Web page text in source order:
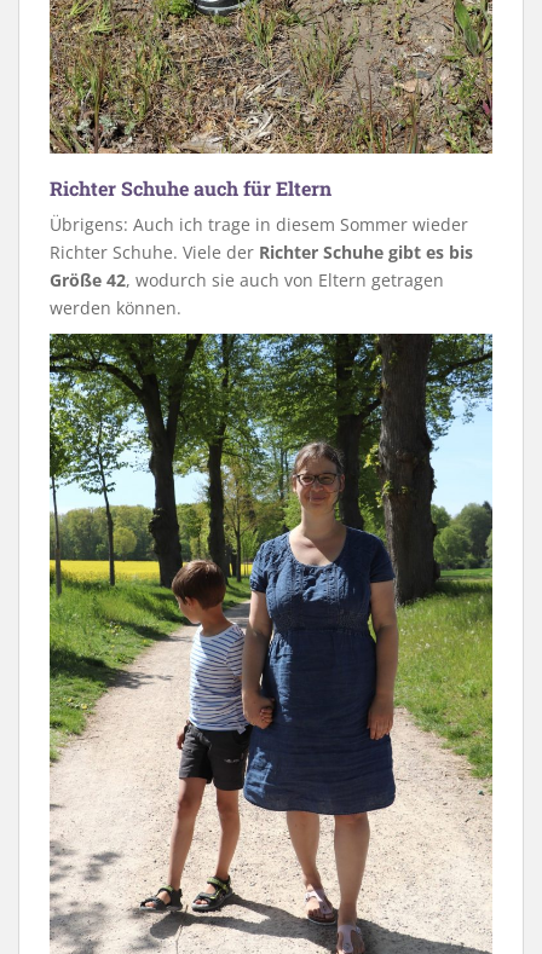
Richter Schuhe auch für Eltern
Übrigens: Auch ich trage in diesem Sommer wieder
Richter Schuhe. Viele der Richter Schuhe gibt es bis
Größe 42, wodurch sie auch von Eltern getragen
werden können.